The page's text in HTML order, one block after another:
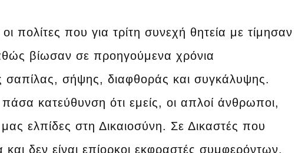
πολίτες που για τρίτη συνεχή θητεία με τίμησαν
βίωσαν σε προηγούμενα χρόνια
σαπίλας, σήψης, διαφθοράς και συγκάλυψης.
κατεύθυνση ότι εμείς, οι απλοί άνθρωποι,
μας ελπίδες στη Δικαιοσύνη. Σε Δικαστές που
και δεν είναι επίορκοι εκφραστές συμφερόντων.